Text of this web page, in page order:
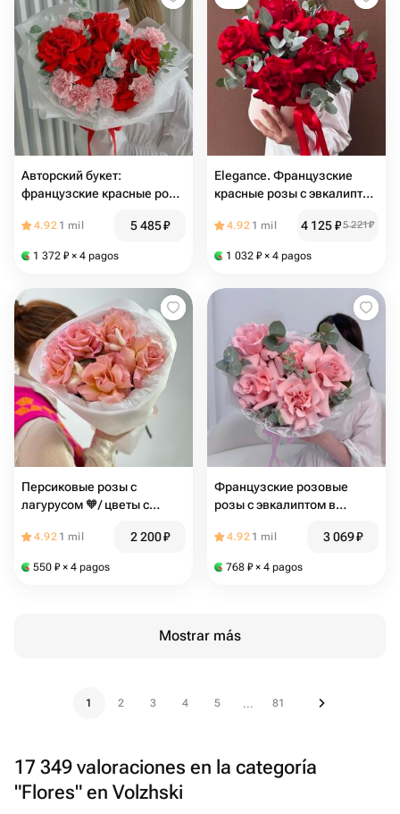
Авторский букет:
французские красные розы
диантус, эвкалипт 🌿
4.92 1 mil 5 485₽
1 372 ₽ × 4 pagos
Elegance. Французские
красные розы с эвкалиптом
4.92 1 mil 4 125₽5 221₽
1 032 ₽ × 4 pagos
Персиковые розы с
лагурусом 🧡/ цветы с
4.92 1 mil 2 200₽
550 ₽ × 4 pagos
Французские розовые
розы с эвкалиптом в
Размер М
4.92 1 mil 3 069₽
768 ₽ × 4 pagos
Mostrar más
1 2 3 4 5 ... 81
17 349 valoraciones en la categoría
"Flores" en Volzhski